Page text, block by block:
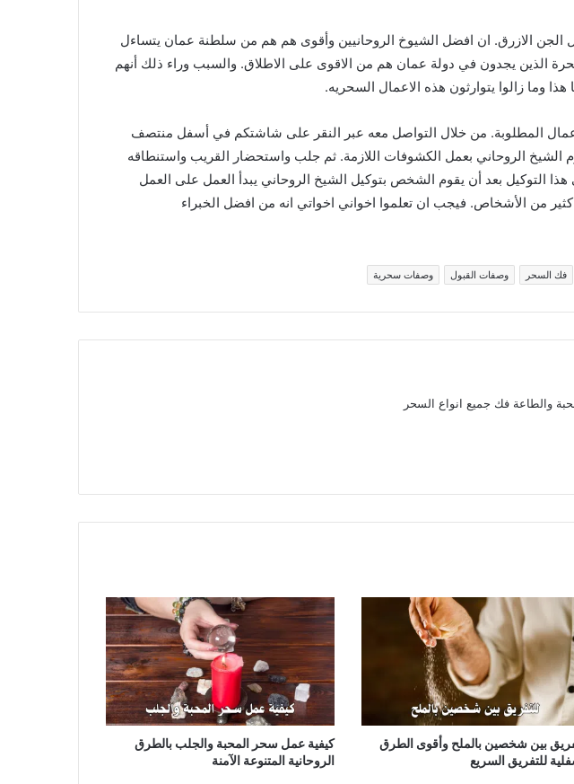
الازرق. ان افضل الشيوخ الروحانيين وأقوى هم هم من سلطنة عمان يتساءل
الذين يجدون في دولة عمان هم من الاقوى على الاطلاق. والسبب وراء ذلك أنهم
وما زالوا يتوارثون هذه الاعمال السحريه.
المطلوبة. من خلال التواصل معه عبر النقر على شاشتكم في أسفل منتصف
الشيخ الروحاني بعمل الكشوفات اللازمة. ثم جلب واستحضار القريب واستنطاقه
التوكيل بعد أن يقوم الشخص بتوكيل الشيخ الروحاني يبدأ العمل على العمل
من الأشخاص. فيجب ان تعلموا اخواني اخواتي انه من افضل الخبراء
فك السحر وصفات القبول وصفات سحرية
والطاعة فك جميع انواع السحر
بين شخصين بالملح وأقوى الطرق
للتفريق السريع
كيفية عمل سحر المحبة والجلب بالطرق
الروحانية المتنوعة الآمنة